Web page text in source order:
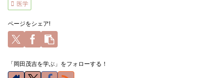
医学
ページをシェア!
「岡田茂吉を学ぶ」をフォローする！